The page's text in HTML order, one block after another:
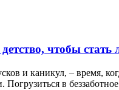
чтобы стать
и каникул, – время,
Погрузиться в